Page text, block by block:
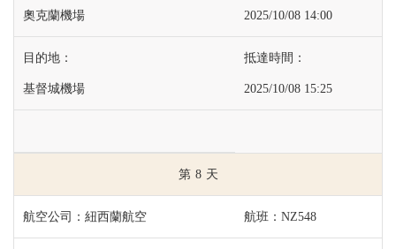
奧克蘭機場 2025/10/08 14:00
基督城機場 2025/10/08 15:25
8
紐西蘭航空 NZ548